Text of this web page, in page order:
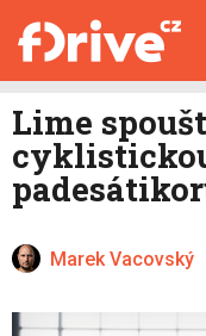
KATALOG
MAPA STANIC
DALŠÍ
HYBRIDY
E-MOTORSPORT
OSTATNÍ
Facebook
Lime
Marek Vacovský